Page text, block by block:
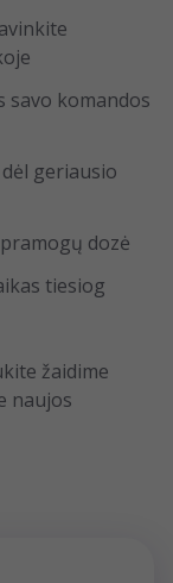
komandos
geriausio
dozė
tiesiog
žaidime
naujos